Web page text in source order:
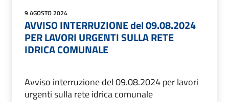
9 AGOSTO 2024
AVVISO INTERRUZIONE del 09.08.2024
PER LAVORI URGENTI SULLA RETE
IDRICA COMUNALE
Avviso interruzione del 09.08.2024 per lavori
urgenti sulla rete idrica comunale